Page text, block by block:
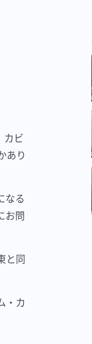
カビ
あり
なる
お問
と同
・カ